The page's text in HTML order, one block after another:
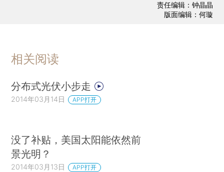
责任编辑：钟晶晶
版面编辑：何璇
相关阅读
分布式光伏小步走
2014年03月14日 APP打开
没了补贴，美国太阳能依然前
景光明？
2014年03月13日 APP打开